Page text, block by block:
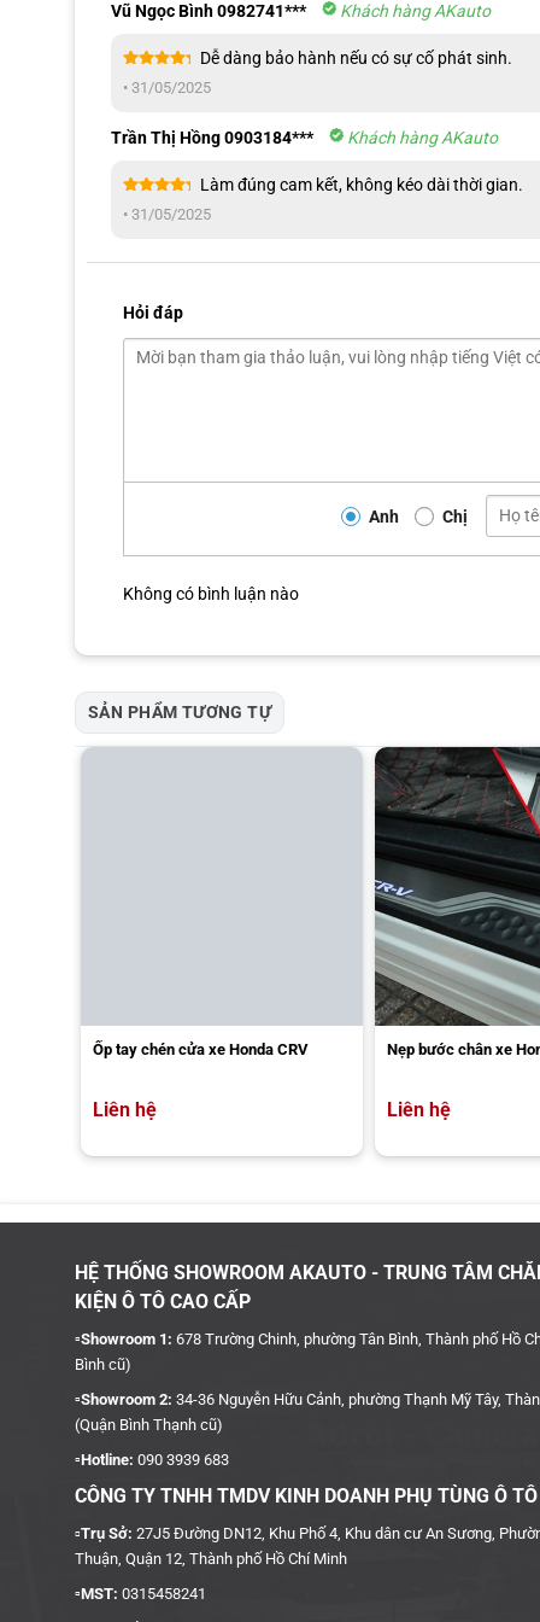
SẢN PHẨM TƯƠNG TỰ
Ốp tay chén cửa xe Honda CRV
Liên hệ
Nẹp bước chân xe
Liên hệ
Các họa tiết tinh xảo kết hợp với nhau, giúp mang lại
Thực hiện dễ dàng trong việc lắp đặt sản phẩm mà không
Trước những va chạm khi chuyển đồ đạc lên xuống xe, khu
Vũ Ngọc Bình 0982741*** Khách hàng AKauto
hạng55
Dễ dàng bảo hành nếu có sự cố phát sinh.
• 31/05/2025
Trần Thị Hồng 0903184*** Khách hàng AKauto
hạng55
Làm đúng cam kết, không kéo dài thời gian.
• 31/05/2025
Hỏi đáp
Anh Chị
Không có bình luận nào
HỆ THỐNG SHOWROOM AKAUTO - TRUNG TÂM
KIỆN Ô TÔ CAO CẤP
▫️Showroom 1: 678 Trường Chinh, phường Tân Bình, Thành phố Hồ
Bình cũ)
▫️Showroom 2: 34-36 Nguyễn Hữu Cảnh, phường Thạnh Mỹ Tây,
(Quận Bình Thạnh cũ)
▫️Hotline: 090 3939 683
CÔNG TY TNHH TMDV KINH DOANH PHỤ TÙNG Ô TÔ
▫️Trụ Sở: 27J5 Đường DN12, Khu Phố 4, Khu dân cư An Sương,
Thuận, Quận 12, Thành phố Hồ Chí Minh
▫️MST: 0315458241